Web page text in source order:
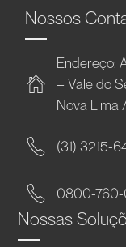
Nossos
Endereço:
– Vale do
Nova Lima
(31) 3215-
0800-760-
Nossas